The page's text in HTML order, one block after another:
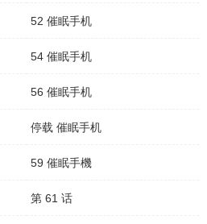
52 催眠手机
54 催眠手机
56 催眠手机
停载 催眠手机
59 催眠手機
第 61 话